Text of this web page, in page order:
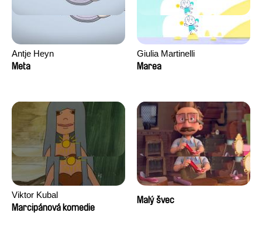
Antje Heyn
Meta
Giulia Martinelli
Marea
Viktor Kubal
Marcipánová komedie
Malý švec